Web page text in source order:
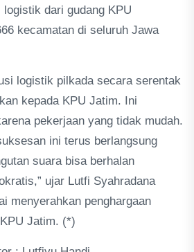
dari gudang KPU
kecamatan di seluruh Jawa
logistik pilkada secara serentak
kepada KPU Jatim. Ini
pekerjaan yang tidak mudah.
ini terus berlangsung
suara bisa berhalan
ujar Lutfi Syahradana
menyerahkan penghargaan
Jatim. (*)